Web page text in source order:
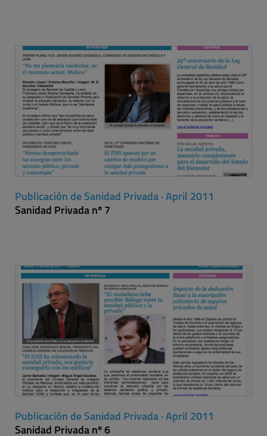
Publicación de Sanidad Privada · April 2011
Sanidad Privada nº 7
Publicación de Sanidad Privada · April 2011
Sanidad Privada nº 6